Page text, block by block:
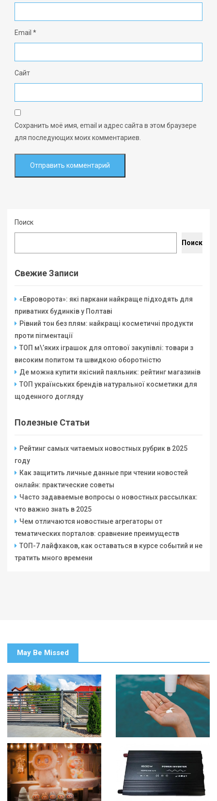
Email *
Сайт
Сохранить моё имя, email и адрес сайта в этом браузере
для последующих моих комментариев.
Поиск
Поиск
Свежие Записи
«Евроворота»: які паркани найкраще підходять для
приватних будинків у Полтаві
Рівний тон без плям: найкращі косметичні продукти
проти пігментації
ТОП м\’яких іграшок для оптової закупівлі: товари з
високим попитом та швидкою оборотністю
Де можна купити якісний паяльник: рейтинг магазинів
ТОП українських брендів натуральної косметики для
щоденного догляду
Полезные Статьи
Рейтинг самых читаемых новостных рубрик в 2025
году
Как защитить личные данные при чтении новостей
онлайн: практические советы
Часто задаваемые вопросы о новостных рассылках:
что важно знать в 2025
Чем отличаются новостные агрегаторы от
тематических порталов: сравнение преимуществ
ТОП-7 лайфхаков, как оставаться в курсе событий и не
тратить много времени
May Be Missed